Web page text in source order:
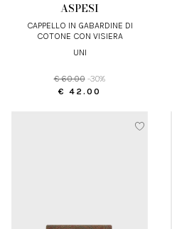
ASPESI
CAPPELLO IN GABARDINE DI
COTONE CON VISIERA
UNI
€ 60.00 -30%
€ 42.00